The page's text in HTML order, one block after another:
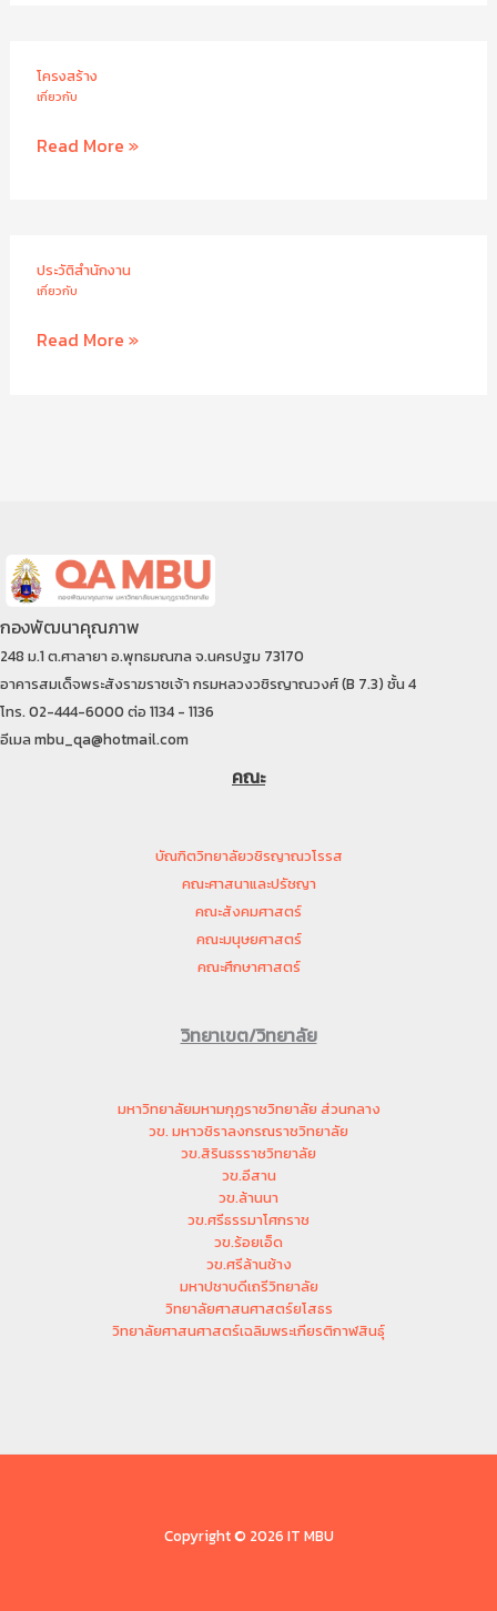
โครงสร้าง
เกี่ยวกับ
โครงสร้าง
Read More »
ประวัติสำนักงาน
เกี่ยวกับ
ประวัติ
Read More »
กองพัฒนาคุณภาพ
248 ม.1 ต.ศาลายา อ.พุทธมณฑล จ.นครปฐม 73170
อาคารสมเด็จพระสังราฆราชเจ้า กรมหลวงวชิรญาณวงศ์ (B 7.3) ชั้น 4
โทร. 02-444-6000 ต่อ 1134 - 1136
อีเมล mbu_qa@hotmail.com
คณะ
บัณฑิตวิทยาลัยวชิรญาณวโรรส
คณะศาสนาและปรัชญา
คณะสังคมศาสตร์
คณะมนุษยศาสตร์
คณะศึกษาศาสตร์
วิทยาเขต/วิทยาลัย
มหาวิทยาลัยมหามกุฏราชวิทยาลัย ส่วนกลาง
วข. มหาวชิราลงกรณราชวิทยาลัย
วข.สิรินธรราชวิทยาลัย
วข.อีสาน
วข.ล้านนา
วข.ศรีธรรมาโศกราช
วข.ร้อยเอ็ด
วข.ศรีล้านช้าง
มหาปชาบดีเถรีวิทยาลัย
วิทยาลัยศาสนศาสตร์ยโสธร
วิทยาลัยศาสนศาสตร์เฉลิมพระเกียรติกาฬสินธุ์
Copyright © 2026 IT MBU